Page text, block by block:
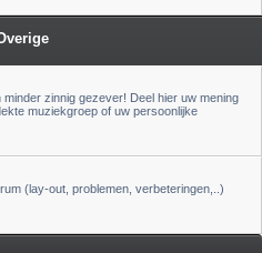
zinnig gezever! Deel hier uw mening
muziekgroep of uw persoonlijke
(lay-out, problemen, verbeteringen,..)